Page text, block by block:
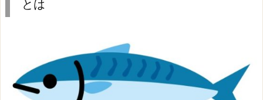
とは